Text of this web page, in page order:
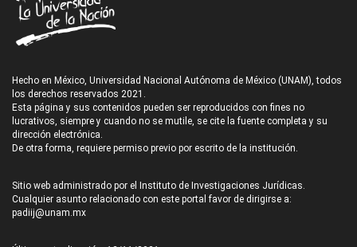
Hecho en México, Universidad Nacional Autónoma de México (UNAM), todos
los derechos reservados 2021.
Esta página y sus contenidos pueden ser reproducidos con fines no
lucrativos, siempre y cuando no se mutile, se cite la fuente completa y su
dirección electrónica.
De otra forma, requiere permiso previo por escrito de la institución.
Sitio web administrado por el Instituto de Investigaciones Jurídicas.
Cualquier asunto relacionado con este portal favor de dirigirse a:
padiij@unam.mx